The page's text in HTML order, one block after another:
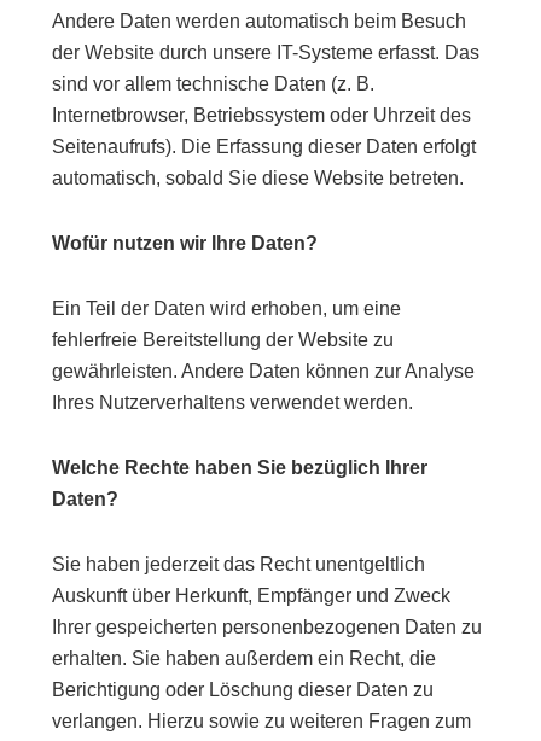
Andere Daten werden automatisch beim Besuch
der Website durch unsere IT-Systeme erfasst. Das
sind vor allem technische Daten (z. B.
Internetbrowser, Betriebssystem oder Uhrzeit des
Seitenaufrufs). Die Erfassung dieser Daten erfolgt
automatisch, sobald Sie diese Website betreten.
Wofür nutzen wir Ihre Daten?
Ein Teil der Daten wird erhoben, um eine
fehlerfreie Bereitstellung der Website zu
gewährleisten. Andere Daten können zur Analyse
Ihres Nutzerverhaltens verwendet werden.
Welche Rechte haben Sie bezüglich Ihrer
Daten?
Sie haben jederzeit das Recht unentgeltlich
Auskunft über Herkunft, Empfänger und Zweck
Ihrer gespeicherten personenbezogenen Daten zu
erhalten. Sie haben außerdem ein Recht, die
Berichtigung oder Löschung dieser Daten zu
verlangen. Hierzu sowie zu weiteren Fragen zum